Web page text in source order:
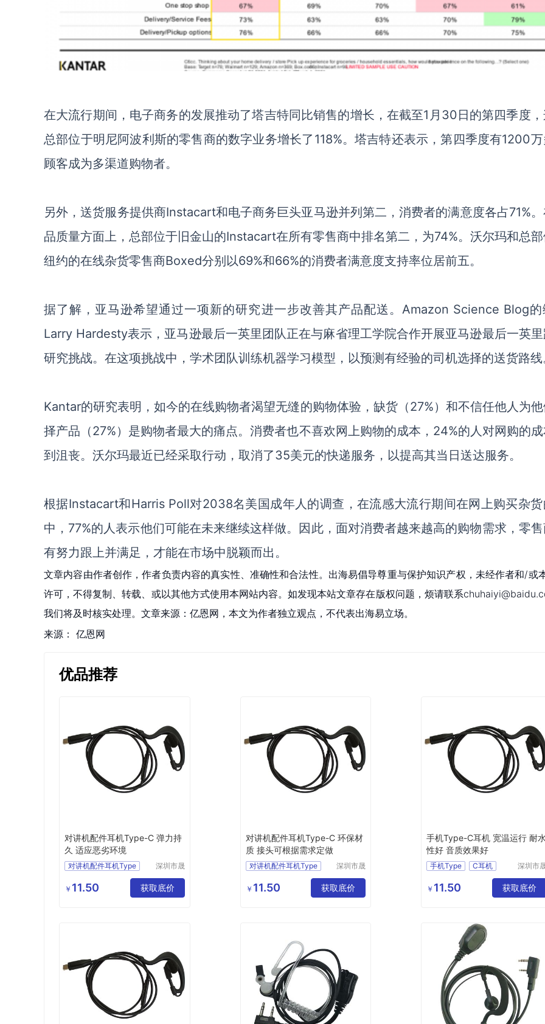
在大流行期间，电子商务的发展推动了塔吉特同比销售的增长 ，在截至1月30日的第四季度
总部位于明尼阿波利斯的零售商的数字业务增长了 118%。塔吉特还表示，第四季度有1200万
顾客成为多渠道购物者。
另外 ，送货服务提供商Instacart和电子商务巨头亚马逊并列第二 ，消费者的满意度各占71%。
品质量方面上， 总部位于旧金山的Instacart在所有零售商中排名第二，为74%。沃尔玛和总
纽约的在线杂货零售商Boxed分别以69%和66%的消费者满意度支持率位居前五。
据了解， 亚马逊希望通过一项新的研究进一步改善其产品配送。 Amazon Science Blog的
Larry Hardesty表示，亚马逊最后一英里团队正在与麻省理工学院合作开展亚马逊最后一英
研究挑战。在这项挑战中，学术团队训练机器学习模型，以预测有经验的司机选择的送货路线
Kantar的研究表明，如今的在线购物者渴望无缝的购物体验，缺货（27%） 和不信任他人为
择产品 （27%） 是购物者最大的痛点。消费者也不喜欢网上购物的成本， 24%的人对网购的
到沮丧。沃尔玛最近已经采取行动，取消了35美元的快递服务 ，以提高其当日送达服务。
根据Instacart和Harris Poll对2038名美国成年人的调查，在流感大流行期间在网上购买杂货
中，77%的人表示他们可能在未来继续这样做。 因此，面对消费者越来越高的购物需求， 零
有努力跟上并满足 ， 才能在市场中脱颖而出。
文章内容由作者创作，作者负责内容的真实性、准确性和合法性。出海易倡导尊重与保护知识产权，未经作者和/或
许可，不得复制、转载、或以其他方式使用本网站内容。如发现本站文章存在版权问题，烦请联系
我们将及时核实处理。文章来源：亿恩网，本文为作者独立观点，不代表出海易立场。
来源： 亿恩网
优品推荐
对讲机配件耳机Type-C 弹力持
久 适应恶劣环境
对讲机配件耳机Type
C耳机
耳机
深圳市晟
限公司
￥ 11.50 获取底价
对讲机配件耳机Type-C 环保材
质 接头可根据需求定做
对讲机配件耳机Type
对讲机耳机线Type
C耳机
深圳市晟
限公司
￥ 11.50 获取底价
手机Type-C耳机 宽温运行 耐水
性好 音质效果好
手机Type
C耳机
Type
对讲机配件耳机Type
深圳市
限公司
￥ 11.50 获取底价